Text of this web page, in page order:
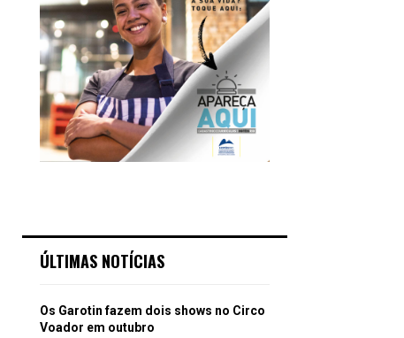
ÚLTIMAS NOTÍCIAS
Os Garotin fazem dois shows no Circo
Voador em outubro